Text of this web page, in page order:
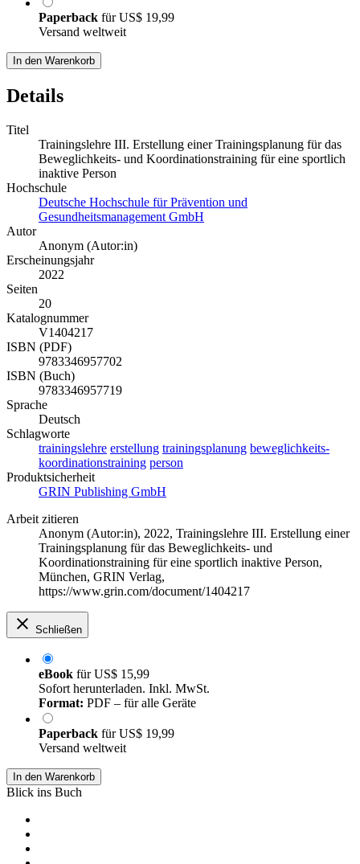
Paperback fürUS$ 19,99
Versand weltweit
In den Warenkorb
Details
Titel
Trainingslehre III. Erstellung einer Trainingsplanung für das
Beweglichkeits- und Koordinationstraining für eine sportlich
inaktive Person
Hochschule
Deutsche Hochschule für Prävention und
Gesundheitsmanagement GmbH
Autor
Anonym (Autor:in)
Erscheinungsjahr
2022
Seiten
20
Katalognummer
V1404217
ISBN (PDF)
9783346957702
ISBN (Buch)
9783346957719
Sprache
Deutsch
Schlagworte
trainingslehre erstellung trainingsplanung beweglichkeits-
koordinationstraining person
Produktsicherheit
GRIN Publishing GmbH
Arbeit zitieren
Anonym (Autor:in), 2022, Trainingslehre III. Erstellung einer
Trainingsplanung für das Beweglichkeits- und
Koordinationstraining für eine sportlich inaktive Person,
München, GRIN Verlag,
https://www.grin.com/document/1404217
Schließen
eBook fürUS$ 15,99
Sofort herunterladen. Inkl. MwSt.
Format: PDF – für alle Geräte
Paperback fürUS$ 19,99
Versand weltweit
In den Warenkorb
Blick ins Buch